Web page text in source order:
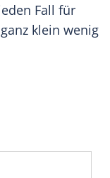
Fall für
klein wenig